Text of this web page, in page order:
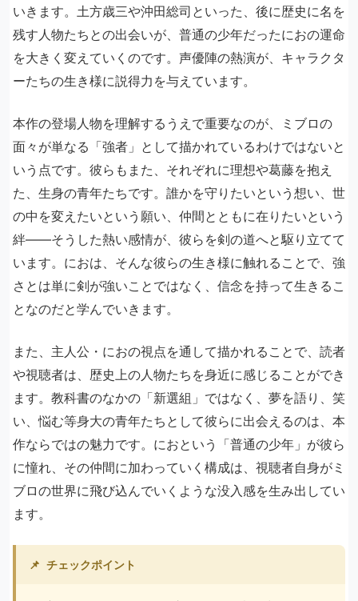
いきます。土方歳三や沖田総司といった、後に歴史に名を
残す人物たちとの出会いが、普通の少年だったにおの運命
を大きく変えていくのです。声優陣の熱演が、キャラクタ
ーたちの生き様に説得力を与えています。
本作の登場人物を理解するうえで重要なのが、ミブロの
面々が単なる「強者」として描かれているわけではないと
いう点です。彼らもまた、それぞれに理想や葛藤を抱え
た、生身の青年たちです。誰かを守りたいという想い、世
の中を変えたいという願い、仲間とともに在りたいという
絆――そうした熱い感情が、彼らを剣の道へと駆り立てて
います。におは、そんな彼らの生き様に触れることで、強
さとは単に剣が強いことではなく、信念を持って生きるこ
となのだと学んでいきます。
また、主人公・におの視点を通して描かれることで、読者
や視聴者は、歴史上の人物たちを身近に感じることができ
ます。教科書のなかの「新選組」ではなく、夢を語り、笑
い、悩む等身大の青年たちとして彼らに出会えるのは、本
作ならではの魅力です。におという「普通の少年」が彼ら
に憧れ、その仲間に加わっていく構成は、視聴者自身がミ
ブロの世界に飛び込んでいくような没入感を生み出してい
ます。
📌 チェックポイント